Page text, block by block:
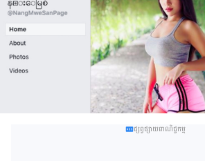
ផ្សព្វផ្សាយពាណិជ្ជកម្ម